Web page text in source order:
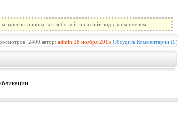
зарегистрироваться либо войти на сайт под своим именем.
2400 автор: admin 28 ноября 2015 Обсудить Комментарии (0)